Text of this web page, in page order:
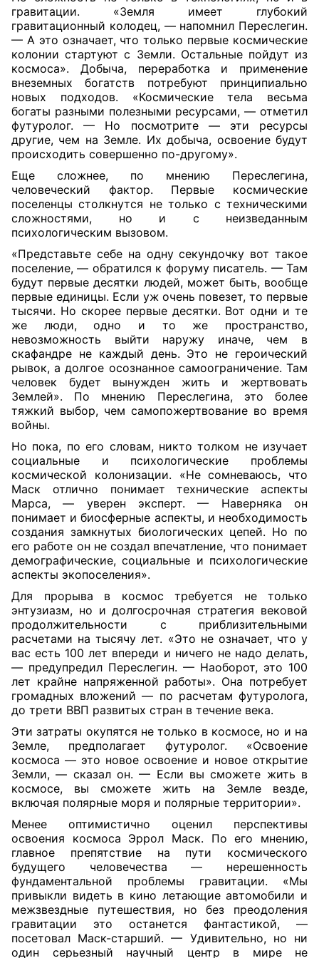
гравитации. «Земля имеет глубокий
гравитационный колодец, — напомнил Переслегин.
— А это означает, что только первые космические
колонии стартуют с Земли. Остальные пойдут из
космоса». Добыча, переработка и применение
внеземных богатств потребуют принципиально
новых подходов. «Космические тела весьма
богаты разными полезными ресурсами, — отметил
футуролог. — Но посмотрите — эти ресурсы
другие, чем на Земле. Их добыча, освоение будут
происходить совершенно по-другому».
Еще сложнее, по мнению Переслегина,
человеческий фактор. Первые космические
поселенцы столкнутся не только с техническими
сложностями, но и с неизведанным
психологическим вызовом.
«Представьте себе на одну секундочку вот такое
поселение, — обратился к форуму писатель. — Там
будут первые десятки людей, может быть, вообще
первые единицы. Если уж очень повезет, то первые
тысячи. Но скорее первые десятки. Вот одни и те
же люди, одно и то же пространство,
невозможность выйти наружу иначе, чем в
скафандре не каждый день. Это не героический
рывок, а долгое осознанное самоограничение. Там
человек будет вынужден жить и жертвовать
Землей». По мнению Переслегина, это более
тяжкий выбор, чем самопожертвование во время
войны.
Но пока, по его словам, никто толком не изучает
социальные и психологические проблемы
космической колонизации. «Не сомневаюсь, что
Маск отлично понимает технические аспекты
Марса, — уверен эксперт. — Наверняка он
понимает и биосферные аспекты, и необходимость
создания замкнутых биологических цепей. Но по
его работе он не создал впечатление, что понимает
демографические, социальные и психологические
аспекты экопоселения».
Для прорыва в космос требуется не только
энтузиазм, но и долгосрочная стратегия вековой
продолжительности с приблизительными
расчетами на тысячу лет. «Это не означает, что у
вас есть 100 лет впереди и ничего не надо делать,
— предупредил Переслегин. — Наоборот, это 100
лет крайне напряженной работы». Она потребует
громадных вложений — по расчетам футуролога,
до трети ВВП развитых стран в течение века.
Эти затраты окупятся не только в космосе, но и на
Земле, предполагает футуролог. «Освоение
космоса — это новое освоение и новое открытие
Земли, — сказал он. — Если вы сможете жить в
космосе, вы сможете жить на Земле везде,
включая полярные моря и полярные территории».
Менее оптимистично оценил перспективы
освоения космоса Эррол Маск. По его мнению,
главное препятствие на пути космического
будущего человечества — нерешенность
фундаментальной проблемы гравитации. «Мы
привыкли видеть в кино летающие автомобили и
межзвездные путешествия, но без преодоления
гравитации это останется фантастикой, —
посетовал Маск-старший. — Удивительно, но ни
один серьезный научный центр в мире не